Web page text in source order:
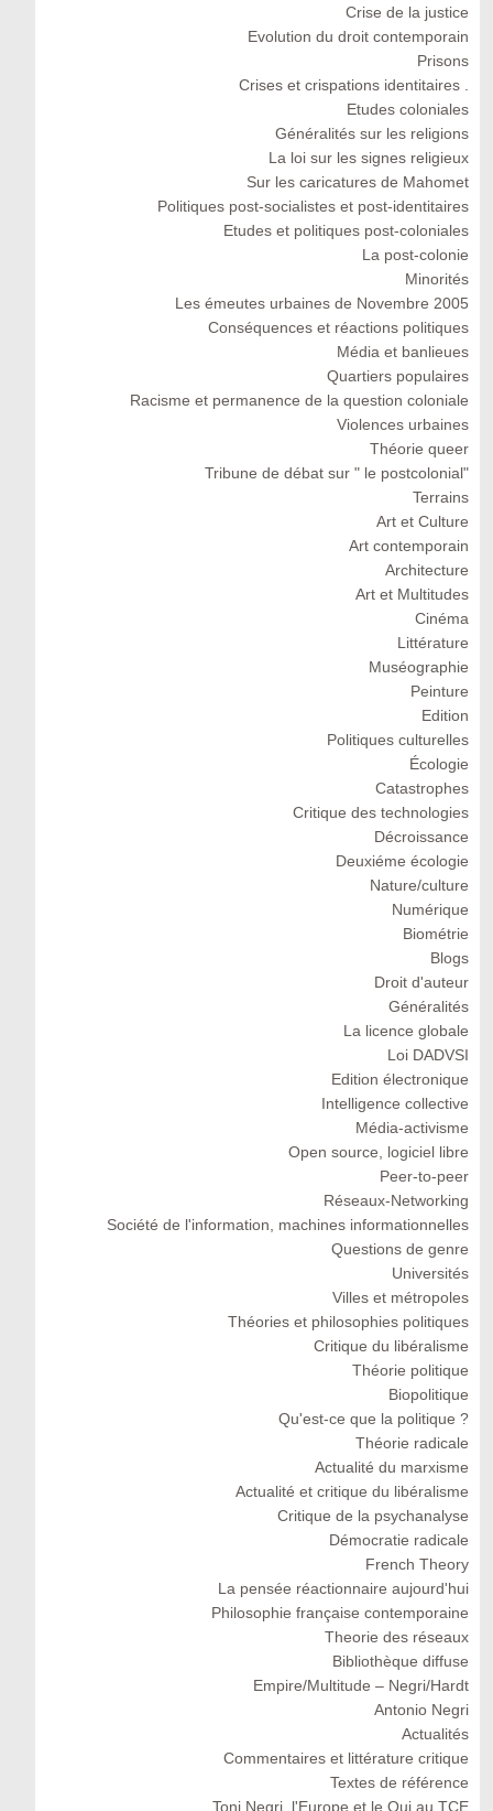
Crise de la justice
Evolution du droit contemporain
Prisons
Crises et crispations identitaires .
Etudes coloniales
Généralités sur les religions
La loi sur les signes religieux
Sur les caricatures de Mahomet
Politiques post-socialistes et post-identitaires
Etudes et politiques post-coloniales
La post-colonie
Minorités
Les émeutes urbaines de Novembre 2005
Conséquences et réactions politiques
Média et banlieues
Quartiers populaires
Racisme et permanence de la question coloniale
Violences urbaines
Théorie queer
Tribune de débat sur " le postcolonial"
Terrains
Art et Culture
Art contemporain
Architecture
Art et Multitudes
Cinéma
Littérature
Muséographie
Peinture
Edition
Politiques culturelles
Écologie
Catastrophes
Critique des technologies
Décroissance
Deuxiéme écologie
Nature/culture
Numérique
Biométrie
Blogs
Droit d'auteur
Généralités
La licence globale
Loi DADVSI
Edition électronique
Intelligence collective
Média-activisme
Open source, logiciel libre
Peer-to-peer
Réseaux-Networking
Société de l'information, machines informationnelles
Questions de genre
Universités
Villes et métropoles
Théories et philosophies politiques
Critique du libéralisme
Théorie politique
Biopolitique
Qu'est-ce que la politique ?
Théorie radicale
Actualité du marxisme
Actualité et critique du libéralisme
Critique de la psychanalyse
Démocratie radicale
French Theory
La pensée réactionnaire aujourd'hui
Philosophie française contemporaine
Theorie des réseaux
Bibliothèque diffuse
Empire/Multitude – Negri/Hardt
Antonio Negri
Actualités
Commentaires et littérature critique
Textes de référence
Toni Negri, l'Europe et le Oui au TCE